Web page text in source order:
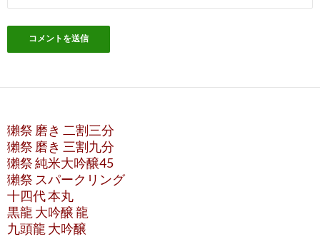
獺祭 磨き 二割三分
獺祭 磨き 三割九分
獺祭 純米大吟醸45
獺祭 スパークリング
十四代 本丸
黒龍 大吟醸 龍
九頭龍 大吟醸